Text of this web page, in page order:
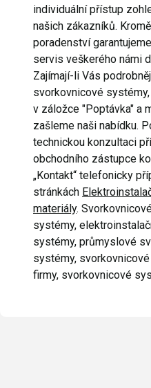
individuální přístup
našich zákazníků.
poradenství
servis veškerého námi
Zajímají-li Vás
svorkovnicové
v záložce "Poptávka" a
zašleme naši nabídku.
technickou konzultaci
obchodního zástupce
„Kontakt“ telefonicky
stránkách
materiály.
systémy,
systémy, průmyslové
systémy,
firmy, svorkovnicové